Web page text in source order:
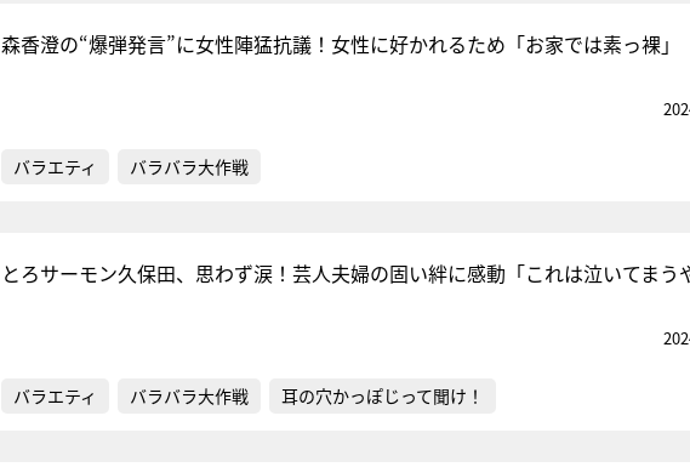
森香澄の“爆弾発言”に女性陣猛抗議！女性に好かれるため「お家では素っ裸」
バラエティ バラバラ大作戦
とろサーモン久保田、思わず涙！芸人夫婦の固い絆に感動「これは泣いてまう
バラエティ バラバラ大作戦 耳の穴かっぽじって聞け！